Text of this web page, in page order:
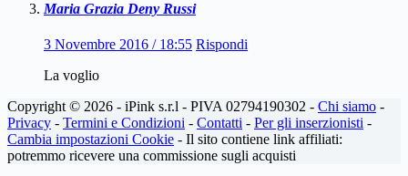
Maria Grazia Deny Russi
3 Novembre 2016 / 18:55 Rispondi
La voglio
Copyright © 2026 - iPink s.r.l - PIVA 02794190302 - Chi siamo -
Privacy - Termini e Condizioni - Contatti - Per gli inserzionisti -
Cambia impostazioni Cookie - Il sito contiene link affiliati:
potremmo ricevere una commissione sugli acquisti